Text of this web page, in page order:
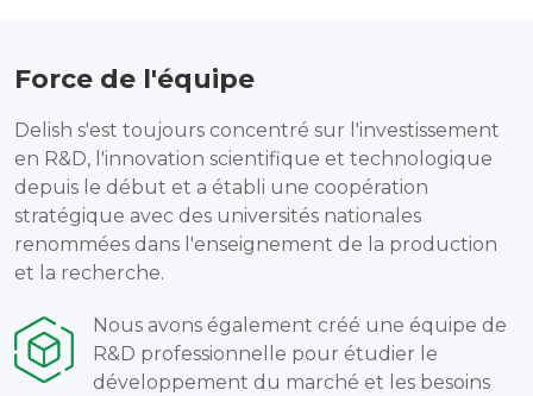
Force de l'équipe
Delish s'est toujours concentré sur l'investissement
en R&D, l'innovation scientifique et technologique
depuis le début et a établi une coopération
stratégique avec des universités nationales
renommées dans l'enseignement de la production
et la recherche.
Nous avons également créé une équipe de
R&D professionnelle pour étudier le
développement du marché et les besoins